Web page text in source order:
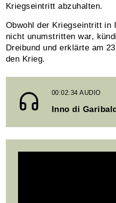
Kriegseintritt abzuhalten.
Obwohl der Kriegseintritt in
nicht unumstritten war,
Dreibund und erklärte am
den Krieg.
00:02:34AUDIO
Inno di